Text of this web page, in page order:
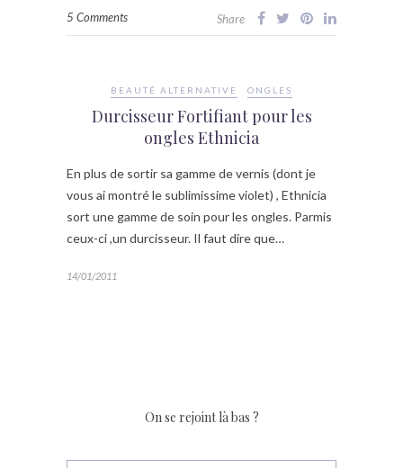
5 Comments Share
BEAUTÉ ALTERNATIVE ONGLES
Durcisseur Fortifiant pour les
ongles Ethnicia
En plus de sortir sa gamme de vernis (dont je
vous ai montré le sublimissime violet) , Ethnicia
sort une gamme de soin pour les ongles. Parmis
ceux-ci ,un durcisseur. Il faut dire que…
14/01/2011
On se rejoint là bas ?